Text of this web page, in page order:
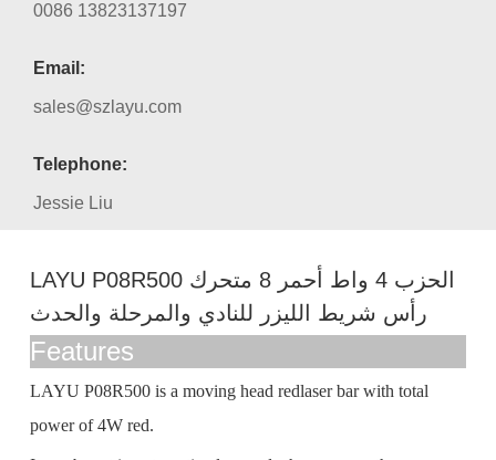
0086 13823137197
Email:
sales@szlayu.com
Telephone:
Jessie Liu
LAYU P08R500 الحزب 4 واط أحمر 8 متحرك
رأس شريط الليزر للنادي والمرحلة والحدث
Features
LAYU P08R500 is a moving head redlaser bar with total
power of 4W red.